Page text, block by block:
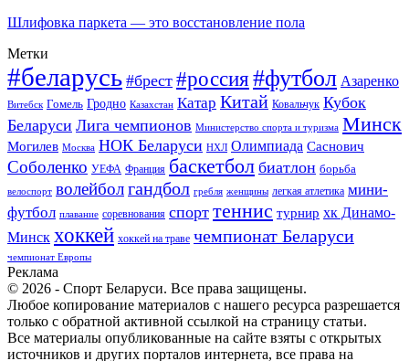
Шлифовка паркета — это восстановление пола
Метки
#беларусь #брест #россия#футбол Азаренко
Витебск Гомель Гродно Казахстан Катар Китай Ковальчук Кубок
Беларуси Лига чемпионов Министерство спорта и туризма Минск
Могилев Москва НОК Беларуси НХЛ Олимпиада Саснович
Соболенко УЕФА Франция баскетбол биатлон борьба
велоспорт волейболгандбол гребля женщины легкая атлетика мини-
футбол плавание соревнования спорт теннис турнир хк Динамо-
Минск хоккей хоккей на траве чемпионат Беларуси
чемпионат Европы
Реклама
© 2026 - Спорт Беларуси. Все права защищены.
Любое копирование материалов с нашего ресурса разрешается
только с обратной активной ссылкой на страницу статьи.
Все материалы опубликованные на сайте взяты с открытых
источников и других порталов интернета, все права на